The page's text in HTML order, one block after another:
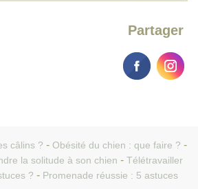
Partager
câlins ?
Obésité du chien : que faire ?
la solitude à son chien
Télétravailler
?
Promenade réussie : 5 astuces